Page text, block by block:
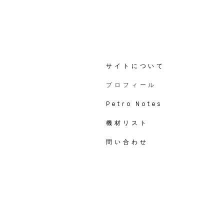
サイトについて
プロフィール
Petro Notes
機材リスト
問い合わせ